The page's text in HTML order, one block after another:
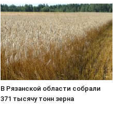
В Рязанской области собрали
371 тысячу тонн зерна